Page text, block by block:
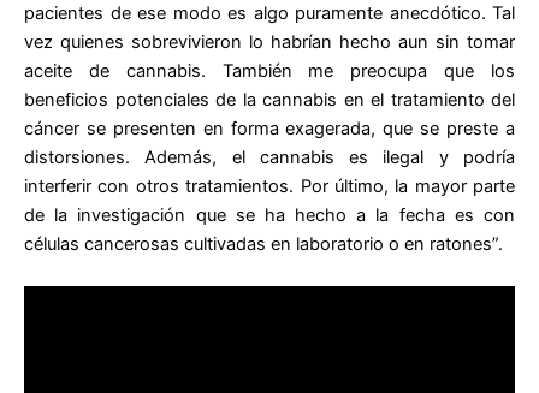
pacientes de ese modo es algo puramente anecdótico. Tal
vez quienes sobrevivieron lo habrían hecho aun sin tomar
aceite de cannabis. También me preocupa que los
beneficios potenciales de la cannabis en el tratamiento del
cáncer se presenten en forma exagerada, que se preste a
distorsiones. Además, el cannabis es ilegal y podría
interferir con otros tratamientos. Por último, la mayor parte
de la investigación que se ha hecho a la fecha es con
células cancerosas cultivadas en laboratorio o en ratones”.